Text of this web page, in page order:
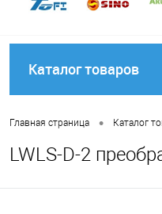
Каталог товаров
Главная страница • Каталог
LWLS-D-2